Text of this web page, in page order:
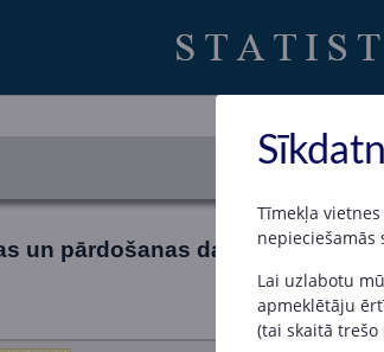
un pārdošanas darījumi veidu,
Tīmekļa
nepieciešamās
Lai uzlabotu
apmeklētāju
(tai skaitā